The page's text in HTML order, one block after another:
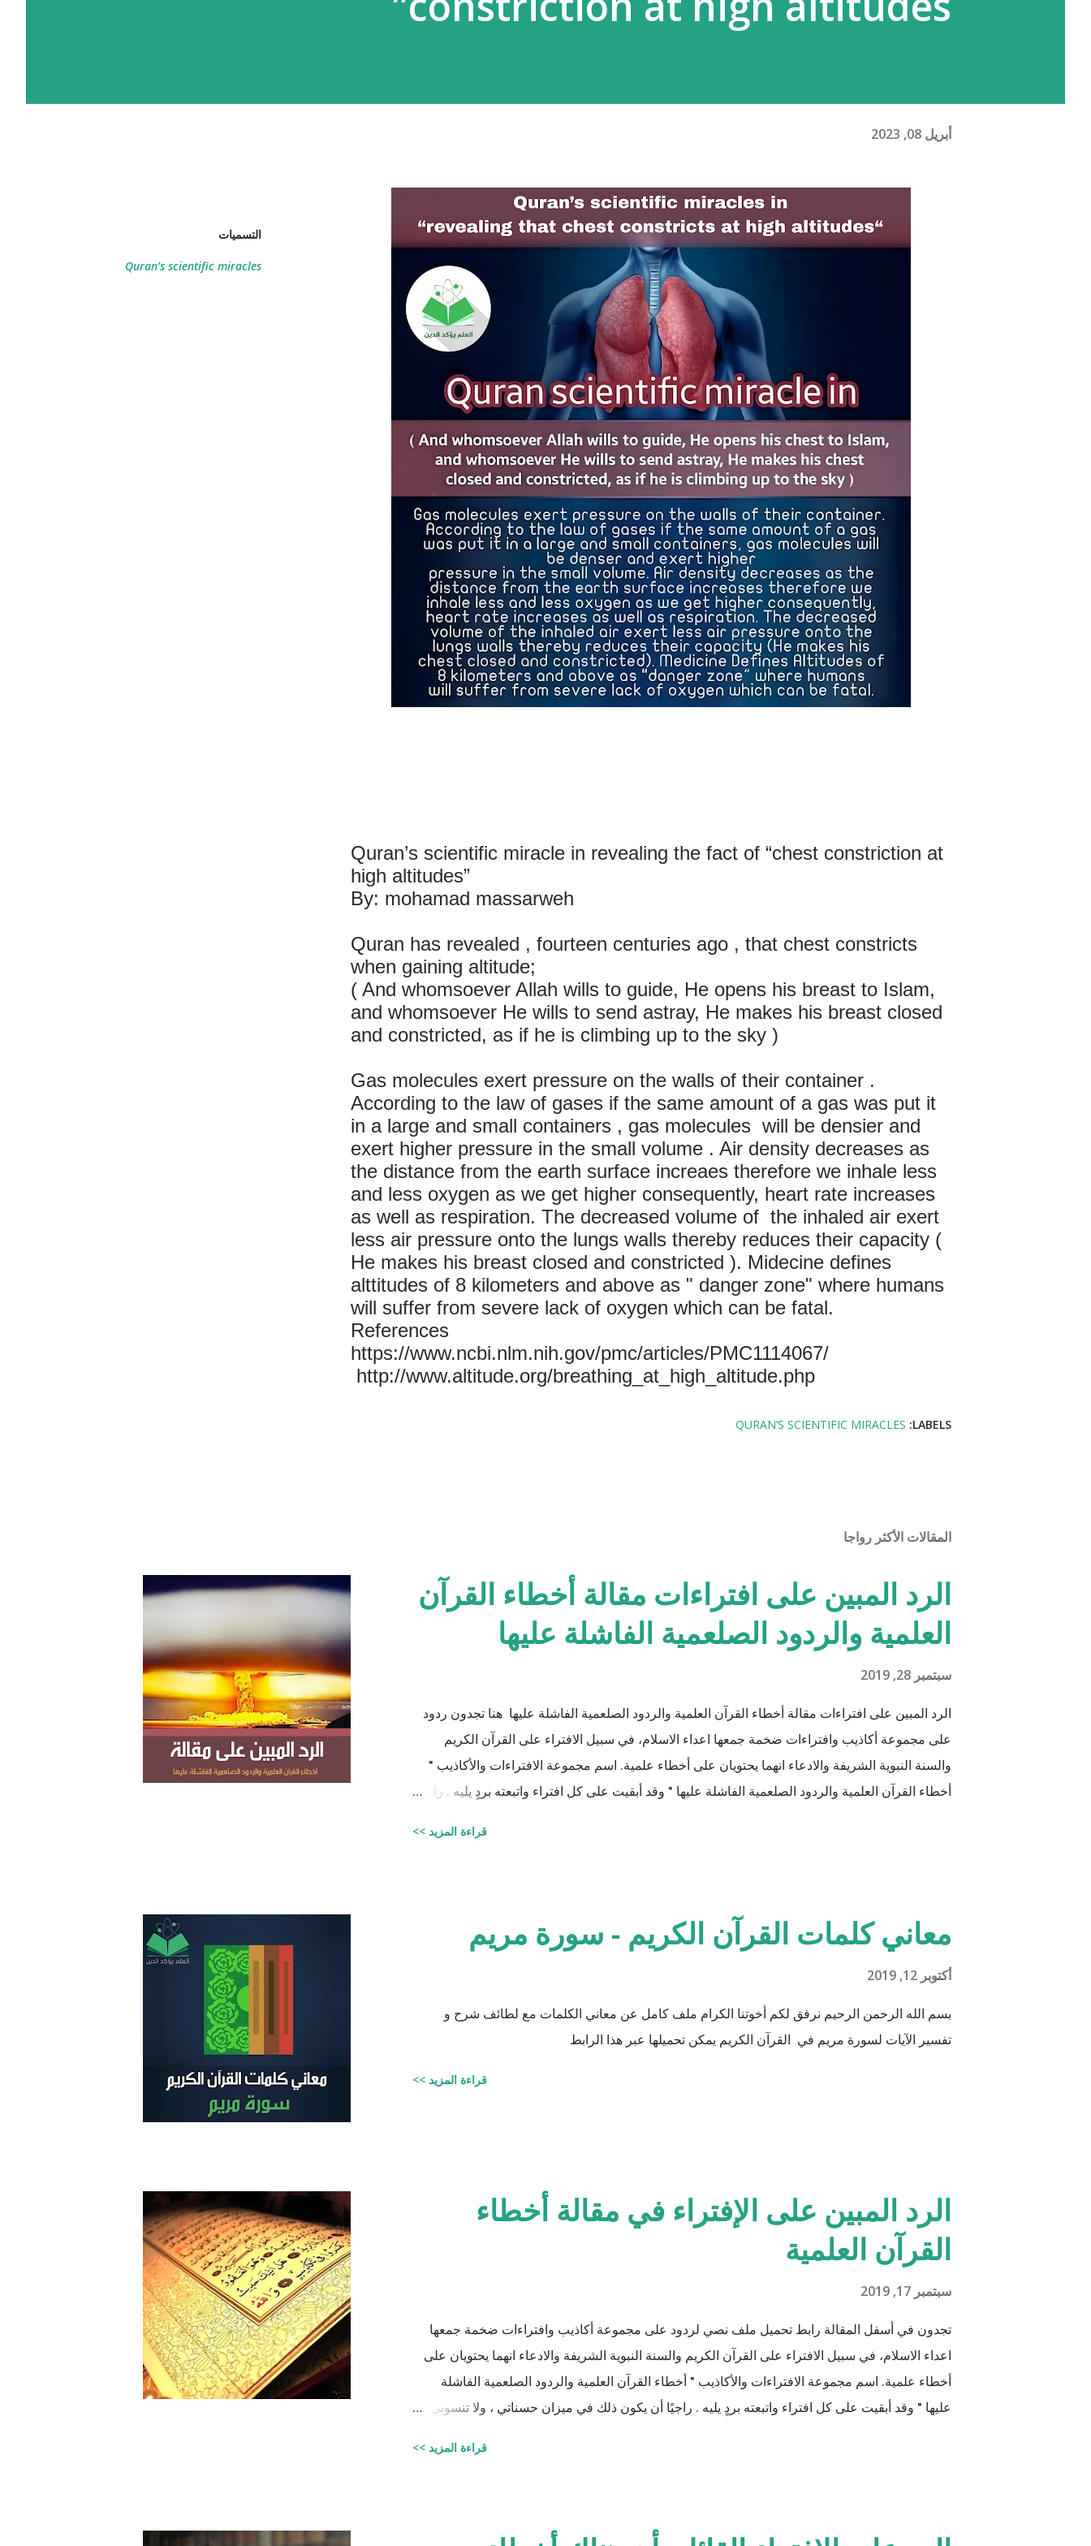
أبريل 08, 2023
Quran’s scientific miracle in revealing the fact of “chest constriction at
high altitudes”
By: mohamad massarweh
Quran has revealed , fourteen centuries ago , that chest constricts
when gaining altitude;
( And whomsoever Allah wills to guide, He opens his breast to Islam,
and whomsoever He wills to send astray, He makes his breast closed
and constricted, as if he is climbing up to the sky )
Gas molecules exert pressure on the walls of their container .
According to the law of gases if the same amount of a gas was put it
in a large and small containers , gas molecules will be densier and
exert higher pressure in the small volume . Air density decreases as
the distance from the earth surface increaes therefore we inhale less
and less oxygen as we get higher consequently, heart rate increases
as well as respiration. The decreased volume of the inhaled air exert
less air pressure onto the lungs walls thereby reduces their capacity (
He makes his breast closed and constricted ). Midecine defines
alttitudes of 8 kilometers and above as " danger zone" where humans
will suffer from severe lack of oxygen which can be fatal.
References
‏https://www.ncbi.nlm.nih.gov/pmc/articles/PMC1114067/
‎‏ http://www.altitude.org/breathing_at_high_altitude.php
التسميات
Quran’s scientific miracles
LABELS:
QURAN’S SCIENTIFIC MIRACLES
المقالات الأكثر رواجا
الرد المبين على افتراءات مقالة أخطاء القرآن
العلمية والردود الصلعمية الفاشلة عليها
سبتمبر 28, 2019
الرد المبين على افتراءات مقالة أخطاء القرآن العلمية والردود الصلعمية الفاشلة عليها هنا تجدون ردود
على مجموعة أكاذيب وافتراءات ضخمة جمعها اعداء الاسلام، في سبيل الافتراء على القرآن الكريم
والسنة النبوية الشريفة والادعاء انهما يحتويان على أخطاء علمية. اسم مجموعة الافتراءات والأكاذيب "
أخطاء القرآن العلمية والردود الصلعمية الفاشلة عليها " وقد أبقيت على كل افتراء واتبعته بردٍ يليه . راجيًا
قراءة المزيد >>
معاني كلمات القرآن الكريم - سورة مريم
أكتوبر 12, 2019
بسم الله الرحمن الرحيم نرفق لكم أخوتنا الكرام ملف كامل عن معاني الكلمات مع لطائف شرح و
تفسير الآيات لسورة مريم في القرآن الكريم يمكن تحميلها عبر هذا الرابط
قراءة المزيد >>
الرد المبين على الإفتراء في مقالة أخطاء
القرآن العلمية
سبتمبر 17, 2019
تجدون في أسفل المقالة رابط تحميل ملف نصي لردود على مجموعة أكاذيب وافتراءات ضخمة جمعها
اعداء الاسلام، في سبيل الافتراء على القرآن الكريم والسنة النبوية الشريفة والادعاء انهما يحتويان على
أخطاء علمية. اسم مجموعة الافتراءات والأكاذيب " أخطاء القرآن العلمية والردود الصلعمية الفاشلة
عليها " وقد أبقيت على كل افتراء واتبعته بردٍ يليه . راجيًا أن يكون ذلك في ميزان حسناتي ، ولا تنسوني
قراءة المزيد >>